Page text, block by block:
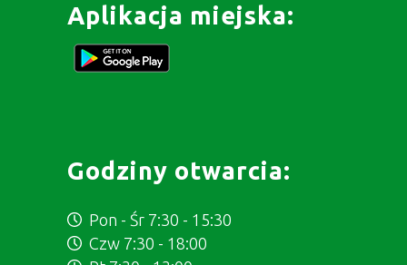
Aplikacja miejska:
Godziny otwarcia:
Pon - Śr 7:30 - 15:30
Czw 7:30 - 18:00